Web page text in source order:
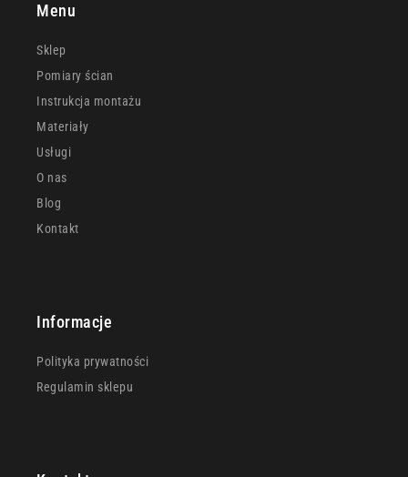
Informacje
Polityka prywatności
Regulamin sklepu
Menu
Sklep
Pomiary ścian
Instrukcja montażu
Materiały
Usługi
O nas
Blog
Kontakt